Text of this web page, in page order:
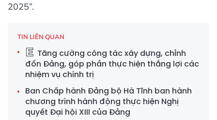
2025”.
TIN LIÊN QUAN
Tăng cường công tác xây dựng, chỉnh
đốn Đảng, góp phần thực hiện thắng lợi các
nhiệm vụ chính trị
Ban Chấp hành Đảng bộ Hà Tĩnh ban hành
chương trình hành động thực hiện Nghị
quyết Đại hội XIII của Đảng